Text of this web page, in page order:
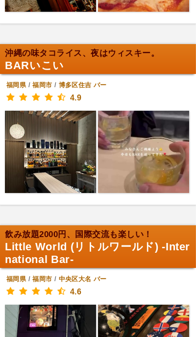
沖縄の味タコライス、夜はウィスキー。
BARいこい
福岡県/福岡市 / 博多区住吉 バー
4.9
飲み放題2000円、国際交流も楽しい！
Little World (リトルワールド) -Inter
national Bar-
福岡県/福岡市 / 中央区大名 バー
4.6